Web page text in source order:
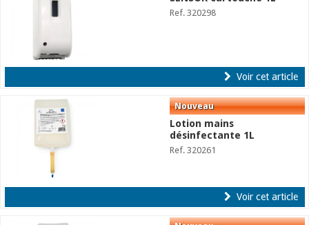
Ref. 320298
Voir cet article
Lotion mains
désinfectante 1L
Ref. 320261
Voir cet article